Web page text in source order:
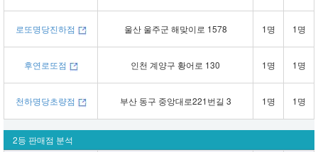
로또명당진하점 울산 울주군 해맞이로 1578 1명 1명
후연로또점 인천 계양구 황어로 130 1명 1명
천하명당초량점 부산 동구 중앙대로221번길 3 1명 1명
2등 판매점 분석